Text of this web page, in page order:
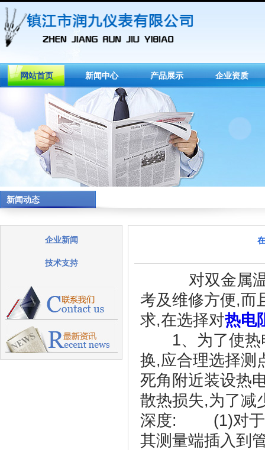
网站首页 新闻中心 产品展示 企业资质
新闻动态
企业新闻
技术支持
对双金属温
考及维修方便,而
求,在选择对热电
1、为了使热
换,应合理选择测
死角附近装设
散热损失,为了减
深度: (1)对于测
其测量端插入到